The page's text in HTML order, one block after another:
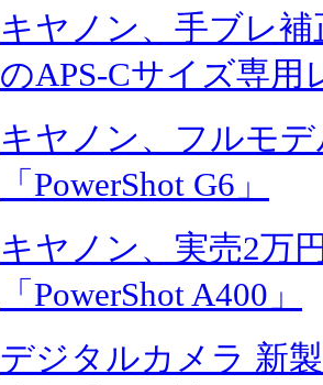
キヤノン、手ブレ
のAPS-Cサイズ専用
キヤノン、フルモ
「PowerShot G6」
キヤノン、実売2万
「PowerShot A400」
デジタルカメラ 新